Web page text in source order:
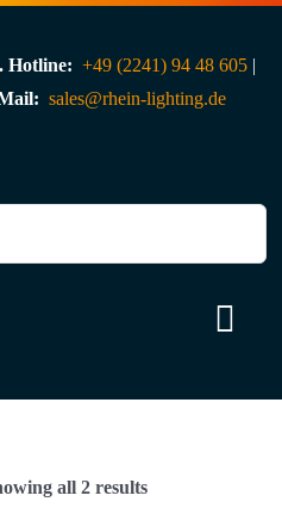
Hotline: +49 (2241) 94 48 605 |
sales@rhein-lighting.de
all 2 results